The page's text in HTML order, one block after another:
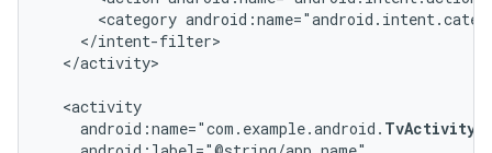
<category
</activity>
android:name="com.example.android. TvActivity